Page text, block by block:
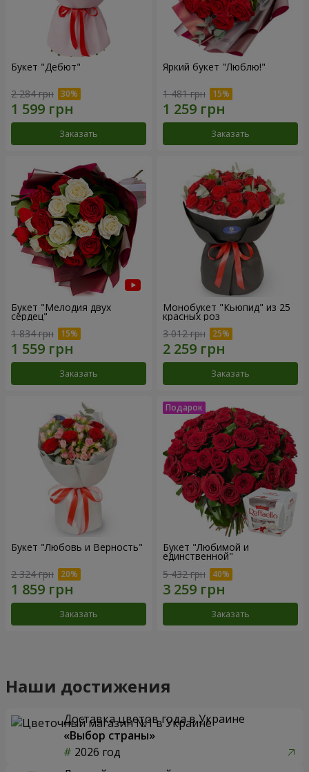
Букет "Дебют"
2 284 грн
Заказать
Яркий букет "Люблю!"
1 481 грн
Заказать
Букет "Мелодия двух
сердец"
1 834 грн
Заказать
Монобукет "Кьюпид" из 25
красных роз
3 012 грн
Заказать
Букет "Любовь и Верность"
2 324 грн
Заказать
Букет "Любимой и
единственной"
5 432 грн
Заказать
Наши достижения
Доставка цветов года в Украине
«Выбор страны»
2026 год